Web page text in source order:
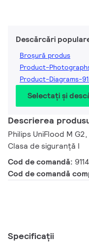
Descărcări
Broșură produs
Product-
Product-Diagrams-
Selectați și
Descrierea
Philips UniFlood M
Clasa de siguranță I
Cod de comandă:
Cod de comandă
Specificații